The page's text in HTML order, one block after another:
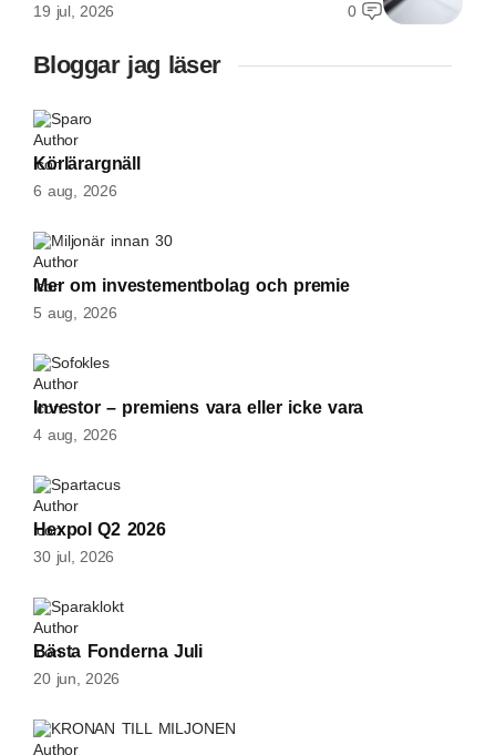
19 jul, 2026 0
Bloggar jag läser
Sparo
Körlärargnäll
6 aug, 2026
Miljonär innan 30
Mer om investementbolag och premie
5 aug, 2026
Sofokles
Investor – premiens vara eller icke vara
4 aug, 2026
Spartacus
Hexpol Q2 2026
30 jul, 2026
Sparaklokt
Bästa Fonderna Juli
20 jun, 2026
KRONAN TILL MILJONEN